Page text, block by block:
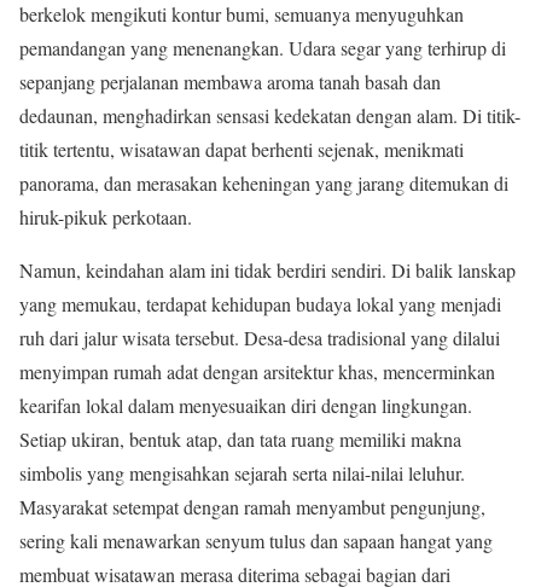
berkelok mengikuti kontur bumi, semuanya menyuguhkan
pemandangan yang menenangkan. Udara segar yang terhirup di
sepanjang perjalanan membawa aroma tanah basah dan
dedaunan, menghadirkan sensasi kedekatan dengan alam. Di titik-
titik tertentu, wisatawan dapat berhenti sejenak, menikmati
panorama, dan merasakan keheningan yang jarang ditemukan di
hiruk-pikuk perkotaan.
Namun, keindahan alam ini tidak berdiri sendiri. Di balik lanskap
yang memukau, terdapat kehidupan budaya lokal yang menjadi
ruh dari jalur wisata tersebut. Desa-desa tradisional yang dilalui
menyimpan rumah adat dengan arsitektur khas, mencerminkan
kearifan lokal dalam menyesuaikan diri dengan lingkungan.
Setiap ukiran, bentuk atap, dan tata ruang memiliki makna
simbolis yang mengisahkan sejarah serta nilai-nilai leluhur.
Masyarakat setempat dengan ramah menyambut pengunjung,
sering kali menawarkan senyum tulus dan sapaan hangat yang
membuat wisatawan merasa diterima sebagai bagian dari